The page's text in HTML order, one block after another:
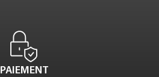
PAIEMENT